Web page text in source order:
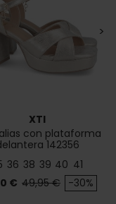
>
XTI
con plataforma
142356
36 38 39 40 41
€ Precio base
49,95 € -30%